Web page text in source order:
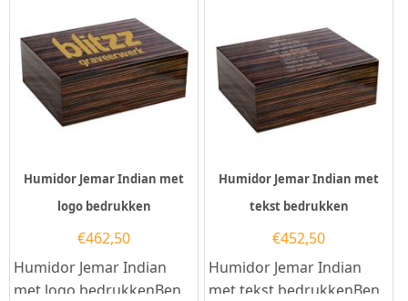
Humidor Jemar Indian met
logo bedrukken
€462,50
Humidor Jemar Indian
met logo bedrukkenBen
Humidor Jemar Indian met
tekst bedrukken
€452,50
Humidor Jemar Indian
met tekst bedrukkenBen